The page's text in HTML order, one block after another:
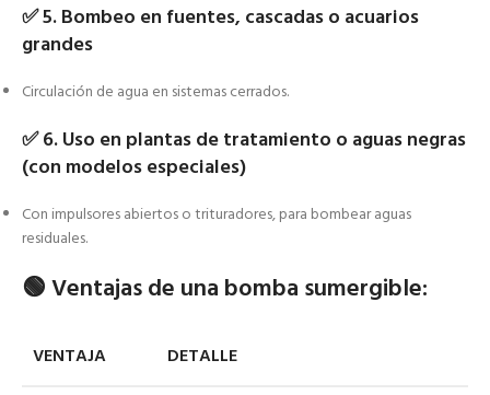
✅5. Bombeo en fuentes, cascadas o acuarios
grandes
Circulación de agua en sistemas cerrados.
✅6. Uso en plantas de tratamiento o aguas negras
(con modelos especiales)
Con impulsores abiertos o trituradores, para bombear aguas
residuales.
🟢Ventajas de una bomba sumergible:
VENTAJA DETALLE